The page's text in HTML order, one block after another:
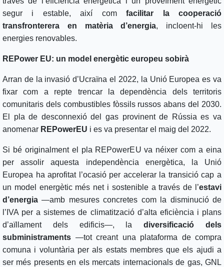
segur i estable, així comfacilitar la cooperació
transfronterera en matèria d’energia, incloent-hi les
energies renovables.
REPower EU: un model energètic europeu sobirà
Arran de la invasió d’Ucraïna el 2022, la Unió Europea es va
fixar com a repte trencar la dependència dels territoris
comunitaris dels combustibles fòssils russos abans del 2030.
El pla de desconnexió del gas provinent de Rússia es va
anomenar REPowerEU i es va presentar el maig del 2022.
Si bé originalment el pla REPowerEU va néixer com a eina
per assolir aquesta independència energètica, la Unió
Europea ha aprofitat l’ocasió per accelerar la transició cap a
un model energètic més net i sostenible a través de l’estavi
d’energia —amb mesures concretes com la disminució de
l’IVA per a sistemes de climatització d’alta eficiència i plans
d’aïllament dels edificis—, ladiversificació dels
subministraments —tot creant una plataforma de compra
comuna i voluntària per als estats membres que els ajudi a
ser més presents en els mercats internacionals de gas, GNL